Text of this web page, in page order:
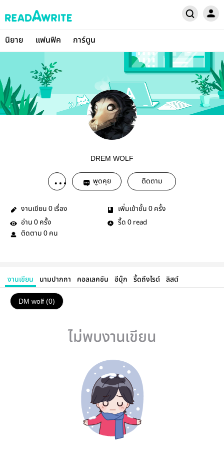
นิยาย แฟนฟิค การ์ตูน
DREM WOLF
พูดคุย ติดตาม
งานเขียน 0 เรื่อง เพิ่มเข้าชั้น 0 ครั้ง
อ่าน 0 ครั้ง รี้ด 0 read
ติดตาม 0 คน
งานเขียน นามปากกา คอลเลคชัน อีบุ๊ก รี้ดถึงไรต์ ลิสต์
DM wolf (0)
ไม่พบงานเขียน